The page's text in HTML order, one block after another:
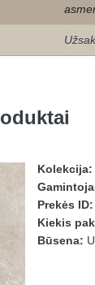
Kolekcija:
Prekės ID:
Kiekis
Būsena: